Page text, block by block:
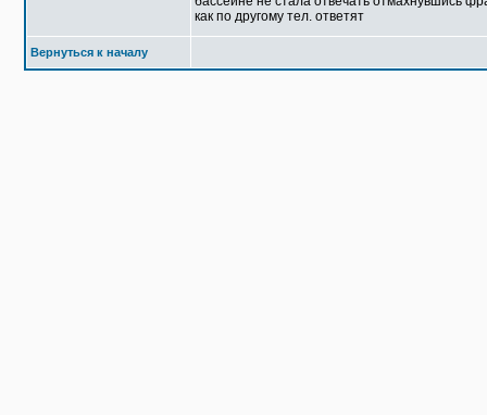
как по другому тел. ответят
Вернуться к началу